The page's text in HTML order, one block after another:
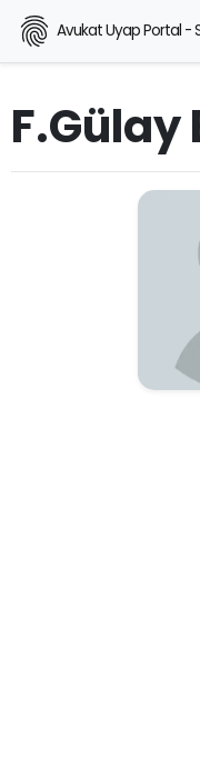
Avukat Uyap Portal -
F.Gülay